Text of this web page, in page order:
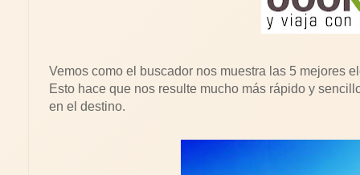
Vemos como el buscador nos muestra las 5 mejores
Esto hace que nos resulte mucho más rápido y
en el destino.